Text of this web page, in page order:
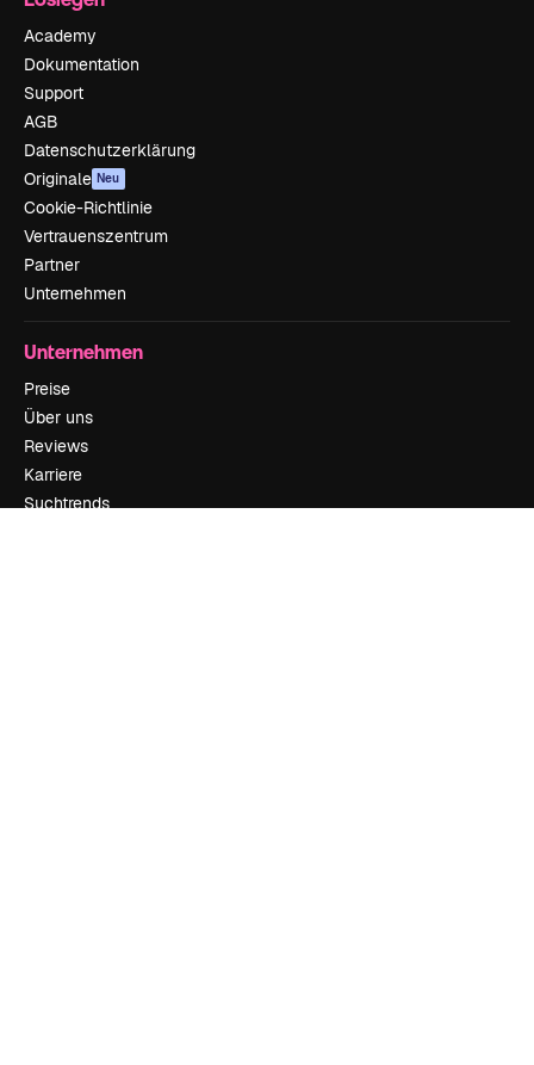
Academy
Dokumentation
Support
AGB
Datenschutzerklärung
Originale Neu
Cookie-Richtlinie
Vertrauenszentrum
Partner
Unternehmen
Unternehmen
Preise
Über uns
Reviews
Karriere
Suchtrends